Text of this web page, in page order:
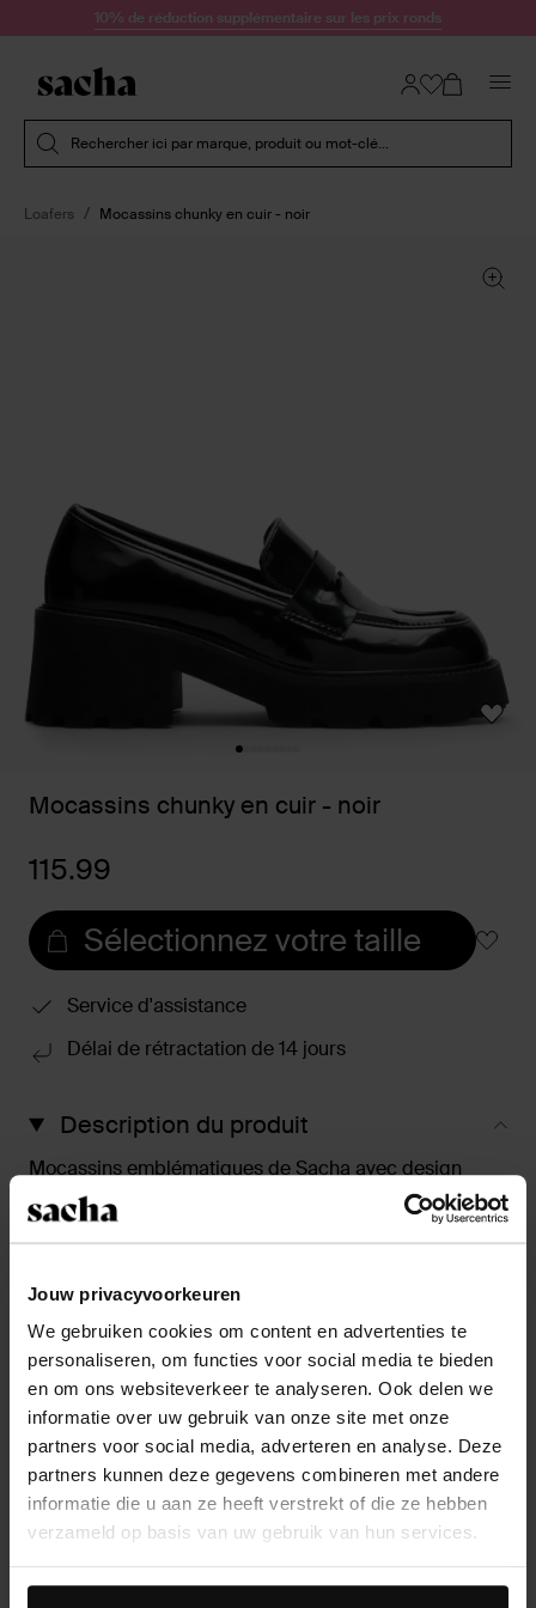
Jouw privacyvoorkeuren
We gebruiken cookies om content en advertenties te
personaliseren, om functies voor social media te bieden
en om ons websiteverkeer te analyseren. Ook delen we
informatie over uw gebruik van onze site met onze
partners voor social media, adverteren en analyse. Deze
partners kunnen deze gegevens combineren met andere
informatie die u aan ze heeft verstrekt of die ze hebben
verzameld op basis van uw gebruik van hun services.
Daarnaast werken wij samen met Google voor
Passer au contenu10% de réduction supplémentaire sur les prix ronds
Rechercher ici par marque, produit ou mot-clé...
Loafers Mocassins chunky en cuir - noir
Mocassins chunky en cuir - noir
115.99
Sélectionnez votre taille
Service d'assistance
Délai de rétractation de 14 jours
Description du produit
Mocassins emblématiques de Sacha avec design
chunky. Les mocassins noirs ont une grosse semelle
plateforme chunky de 3 cm et une hauteur du talon de
soin des mocassins avec Collonil Clean & Care 200ml.
Détails du produit
Livraison & retour
retourner
D’autres personnes ont aussi acheté